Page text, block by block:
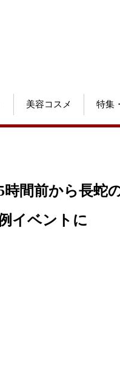
美容コスメ 特集
間前から長蛇
イベントに